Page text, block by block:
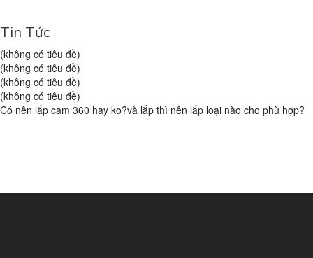
Tin Tức
(không có tiêu đề)
(không có tiêu đề)
(không có tiêu đề)
(không có tiêu đề)
Có nên lắp cam 360 hay ko?và lắp thì nên lắp loại nào cho phù hợp?